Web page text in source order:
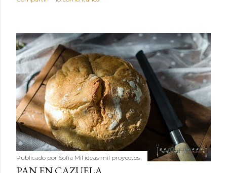
Publicado por Sofía Mil ideas mil proyectos